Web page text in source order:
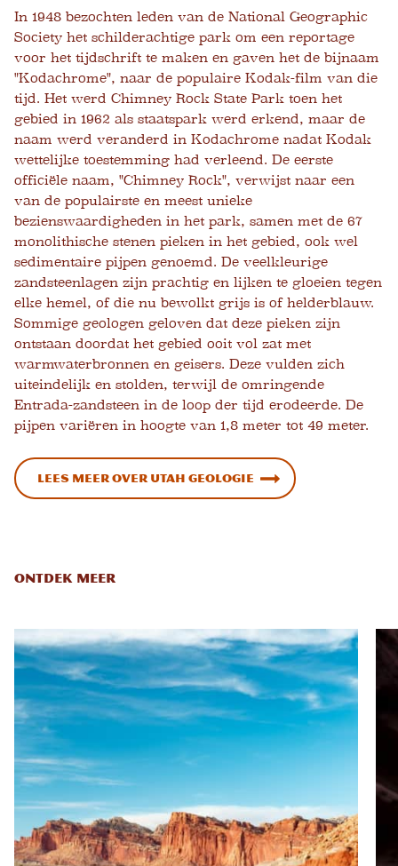
In 1948 bezochten leden van de National Geographic
Society het schilderachtige park om een ​​reportage
voor het tijdschrift te maken en gaven het de bijnaam
"Kodachrome", naar de populaire Kodak-film van die
tijd. Het werd Chimney Rock State Park toen het
gebied in 1962 als staatspark werd erkend, maar de
naam werd veranderd in Kodachrome nadat Kodak
wettelijke toestemming had verleend. De eerste
officiële naam, "Chimney Rock", verwijst naar een
van de populairste en meest unieke
bezienswaardigheden in het park, samen met de 67
monolithische stenen pieken in het gebied, ook wel
sedimentaire pijpen genoemd. De veelkleurige
zandsteenlagen zijn prachtig en lijken te gloeien tegen
elke hemel, of die nu bewolkt grijs is of helderblauw.
Sommige geologen geloven dat deze pieken zijn
ontstaan ​​doordat het gebied ooit vol zat met
warmwaterbronnen en geisers. Deze vulden zich
uiteindelijk en stolden, terwijl de omringende
Entrada-zandsteen in de loop der tijd erodeerde. De
pijpen variëren in hoogte van 1,8 meter tot 49 meter.
Lees meer over Utah Geologie
ONTDEK MEER